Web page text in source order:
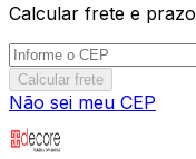
Calcular frete e prazo
Calcular frete
Não sei meu CEP